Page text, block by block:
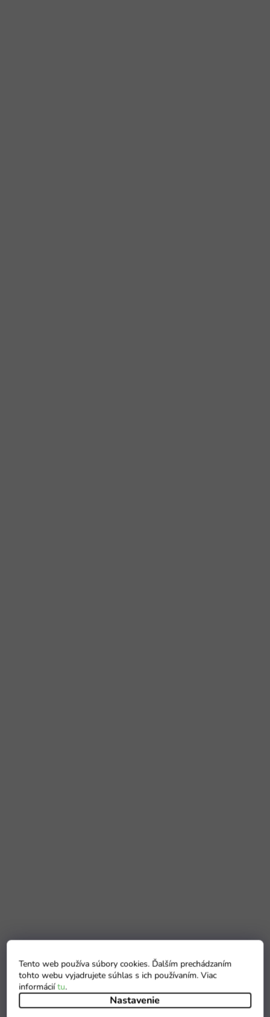
Tento web používa súbory cookies. Ďalším prechádzaním
tohto webu vyjadrujete súhlas s ich používaním. Viac
informáciítu.
Nastavenie